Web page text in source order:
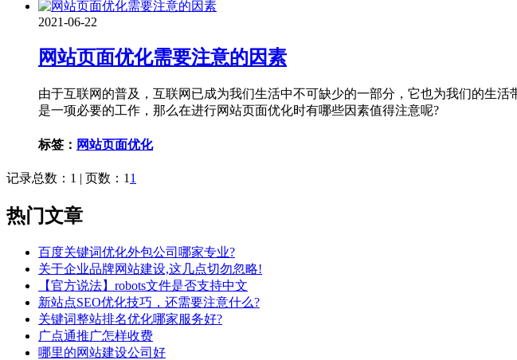
2021-06-22
网站页面优化需要注意的因素
由于互联网的普及，互联网已成为我们生活中不可缺少的一部分，它也为我们的生
是一项必要的工作，那么在进行网站页面优化时有哪些因素值得注意呢?
标签： 网站页面优化
记录总数：1 | 页数：1 1
热门文章
百度关键词优化外包公司哪家专业?
关于企业品牌网站建设,这几点切勿忽略!
【官方说法】robots文件是否支持中文
新站点SEO优化技巧，还需要注意什么?
关键词整站排名优化哪家服务好?
广点通推广怎样收费
哪里的网站建设公司好